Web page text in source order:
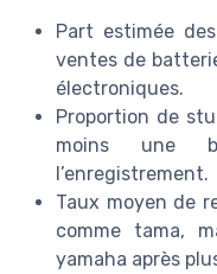
Part estimée
ventes de
électroniques.
Proportion de
moins une
l’enregistrement.
Taux moyen de
comme tama,
yamaha après